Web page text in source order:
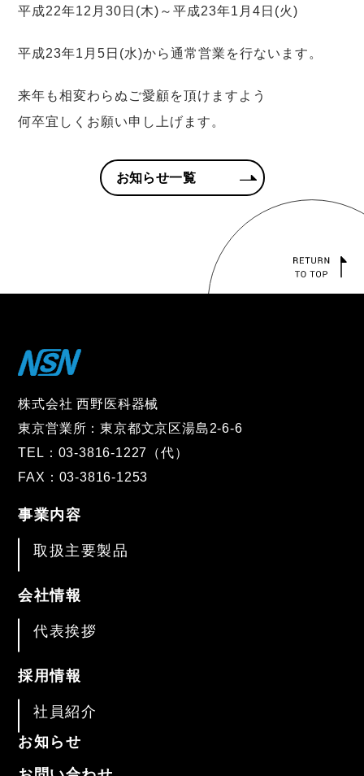
平成22年12月30日(木)～平成23年1月4日(火)
平成23年1月5日(水)から通常営業を行ないます。
来年も相変わらぬご愛顧を頂けますよう
何卒宜しくお願い申し上げます。
お知らせ一覧
株式会社 西野医科器械
東京営業所：東京都文京区湯島2-6-6
TEL：03-3816-1227（代）
FAX：03-3816-1253
事業内容
取扱主要製品
会社情報
代表挨拶
採用情報
社員紹介
お知らせ